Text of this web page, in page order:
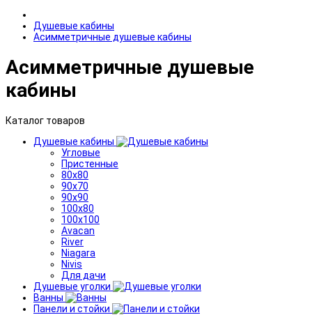
Душевые кабины
Асимметричные душевые кабины
Асимметричные душевые
кабины
Каталог товаров
Душевые кабины
Угловые
Пристенные
80x80
90x70
90x90
100x80
100x100
Avacan
River
Niagara
Nivis
Для дачи
Душевые уголки
Ванны
Панели и стойки